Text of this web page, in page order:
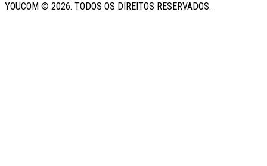
YOUCOM © 2026. TODOS OS DIREITOS RESERVADOS.